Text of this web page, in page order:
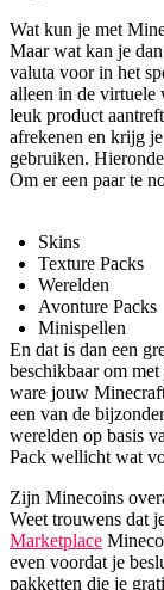
Wat kun je met
Maar wat kan je
valuta voor in het
alleen in de virtuele
leuk product
afrekenen en krijg
gebruiken.
Om er een paar te
Skins
Texture Packs
Werelden
Avonture Packs
Minispellen
En dat is dan een
beschikbaar om
ware jouw
een van de
werelden op basis
Pack wellicht wat
Zijn Minecoins
Weet trouwens dat
Marketplace
even voordat je
pakketten die je